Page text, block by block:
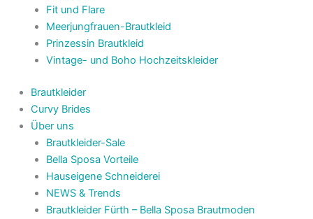
Fit und Flare
Meerjungfrauen-Brautkleid
Prinzessin Brautkleid
Vintage- und Boho Hochzeitskleider
Brautkleider
Curvy Brides
Über uns
Brautkleider-Sale
Bella Sposa Vorteile
Hauseigene Schneiderei
NEWS & Trends
Brautkleider Fürth – Bella Sposa Brautmoden